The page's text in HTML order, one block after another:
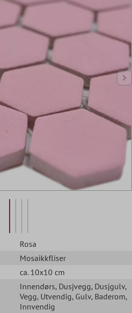
Rosa
Mosaikkfliser
ca. 10x10 cm
Innendørs, Dusjvegg, Dusjgulv,
Vegg, Utvendig, Gulv, Baderom,
Innvendig